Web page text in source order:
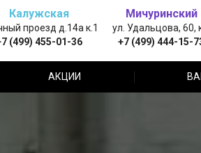
Калужская
проезд д.14а к.1
(499) 455-01-36
Мичуринский
ул. Удальцова, 60,
+7 (499) 444-15-
АКЦИИ